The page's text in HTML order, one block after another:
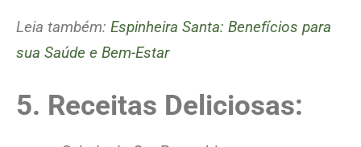
Leia também: Espinheira Santa: Benefícios para
sua Saúde e Bem-Estar
5. Receitas Deliciosas: